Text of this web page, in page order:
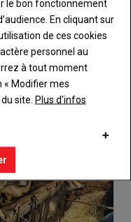
le bon fonctionnement
En cliquant sur
de ces cookies
personnel au
à tout moment
« Modifier mes
site. Plus d'infos